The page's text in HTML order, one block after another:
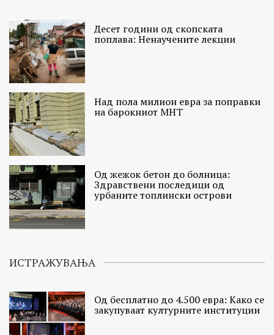
Десет години од скопската
поплава: Ненаучените лекции
Над пола милион евра за поправки
на барокниот МНТ
Од жежок бетон до болница:
Здравствени последици од
урбаните топлински острови
ИСТРАЖУВАЊА
Од бесплатно до 4.500 евра: Како се
закупуваат културните институции